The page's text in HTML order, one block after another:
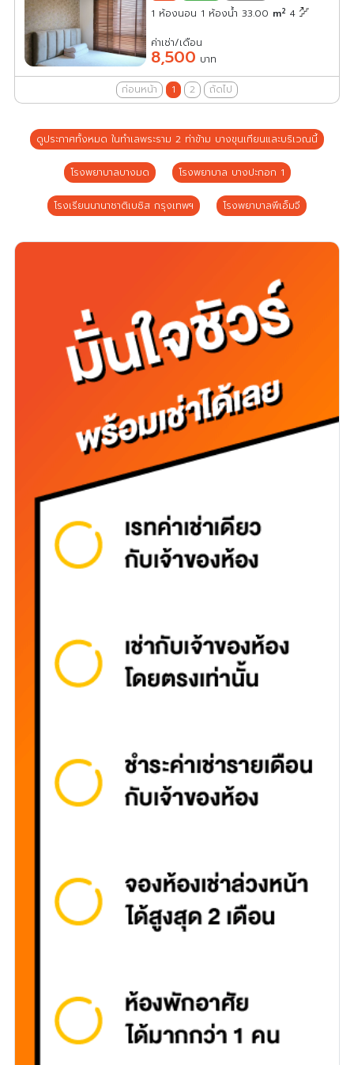
1 ห้องนอน 1 ห้องน้ำ 33.00 m2 4
ค่าเช่า/เดือน
8,500 บาท
ก่อนหน้า 1 2 ถัดไป
ดูประกาศทั้งหมด ในทำเลพระราม 2 ท่าข้าม บางขุนเทียนและบริเวณนี้
โรงพยาบาลบางมด โรงพยาบาล บางปะกอก 1
โรงเรียนนานาชาติเบซิส กรุงเทพฯ โรงพยาบาลพีเอ็มจี